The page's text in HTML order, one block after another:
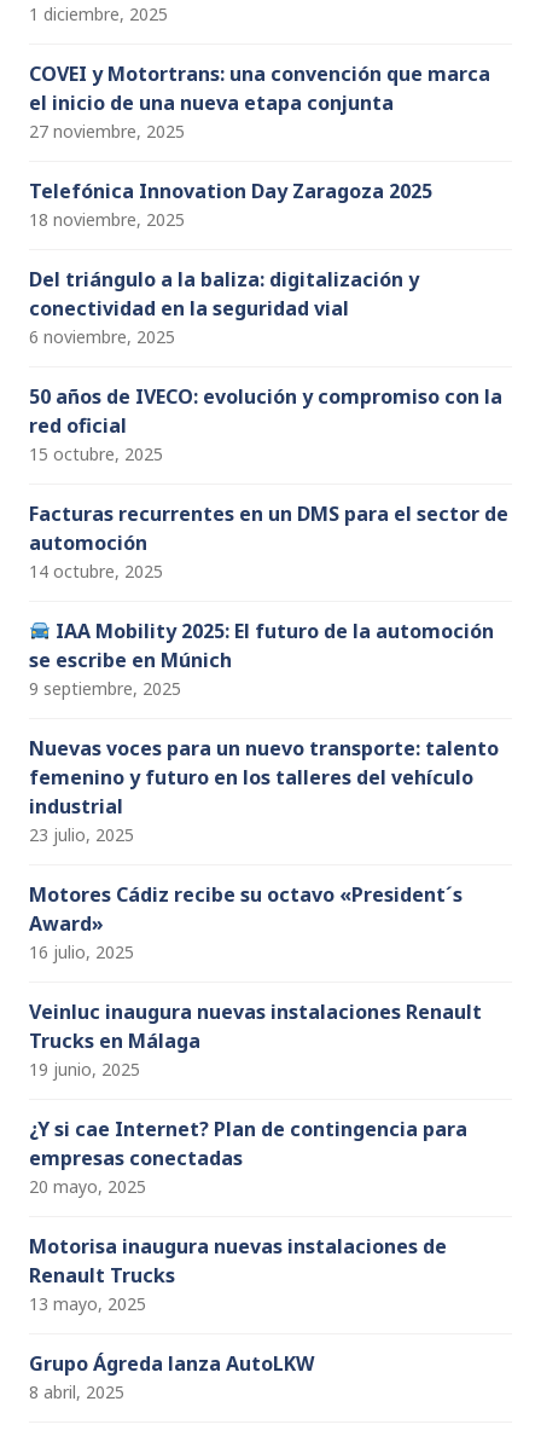
1 diciembre, 2025
COVEI y Motortrans: una convención que marca
el inicio de una nueva etapa conjunta
27 noviembre, 2025
Telefónica Innovation Day Zaragoza 2025
18 noviembre, 2025
Del triángulo a la baliza: digitalización y
conectividad en la seguridad vial
6 noviembre, 2025
50 años de IVECO: evolución y compromiso con la
red oficial
15 octubre, 2025
Facturas recurrentes en un DMS para el sector de
automoción
14 octubre, 2025
IAA Mobility 2025: El futuro de la automoción
se escribe en Múnich
9 septiembre, 2025
Nuevas voces para un nuevo transporte: talento
femenino y futuro en los talleres del vehículo
industrial
23 julio, 2025
Motores Cádiz recibe su octavo «President´s
Award»
16 julio, 2025
Veinluc inaugura nuevas instalaciones Renault
Trucks en Málaga
19 junio, 2025
¿Y si cae Internet? Plan de contingencia para
empresas conectadas
20 mayo, 2025
Motorisa inaugura nuevas instalaciones de
Renault Trucks
13 mayo, 2025
Grupo Ágreda lanza AutoLKW
8 abril, 2025